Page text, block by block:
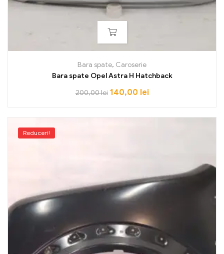
Bara spate, Caroserie
Bara spate Opel Astra H Hatchback
200,00lei 140,00 lei
Reduceri!